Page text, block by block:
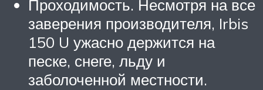
Проходимость. Несмотря на все
заверения производителя, Irbis
150 U ужасно держится на
песке, снеге, льду и
заболоченной местности.